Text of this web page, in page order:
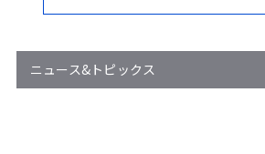
ニュース&トピックス